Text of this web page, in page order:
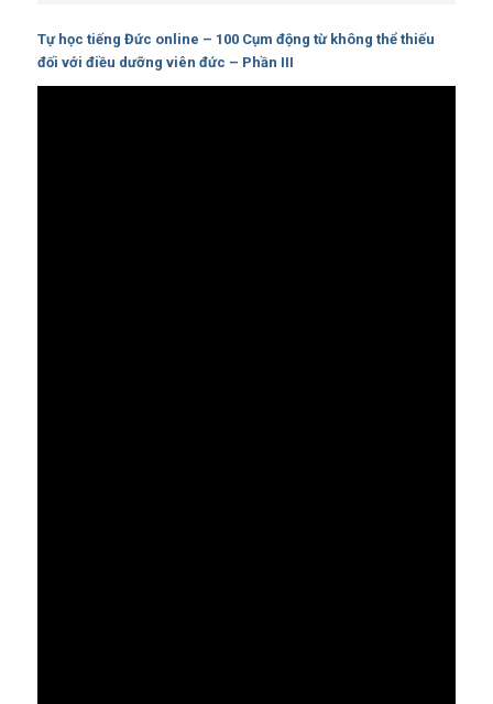
Tự học tiếng Đức online – 100 Cụm động từ không thể thiếu
đối với điều dưỡng viên đức – Phần III